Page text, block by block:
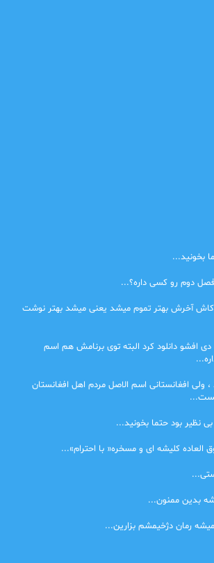
بخونید...
دوم رو کسی داره؟...
آخرش بهتر تموم میشد یعنی میشد بهتر نوشت
افشو دانلود کرد البته توی برنامش هم اسم
ولی افغانستانی اسم الاصل مردم اهل افغانستان
نظیر بود حتما بخونید...
العاده کلیشه ای و مسخره« با احترام»...
بدین ممنون...
رمان دژخیمشم بزارین...